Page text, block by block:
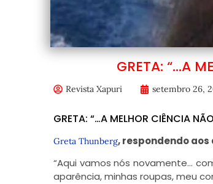
GRETA: “…A
Revista Xapuri setembro 26,
GRETA: “…A MELHOR CIÊNCIA
Greta Thunberg, respondendo
“Aqui vamos nós novamente…
aparência, minhas roupas, meu